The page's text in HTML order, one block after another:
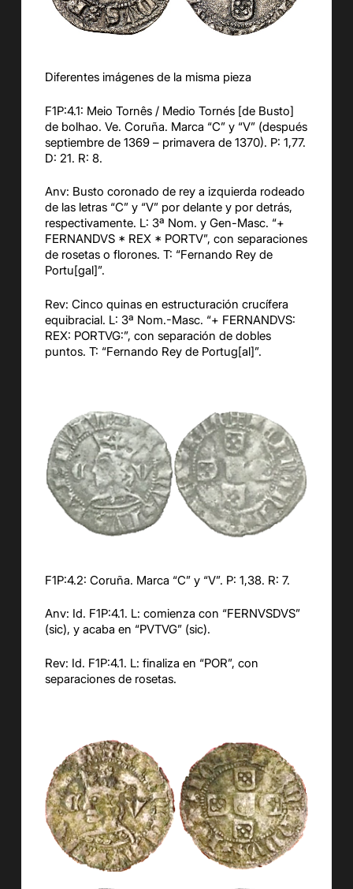
Diferentes imágenes de la misma pieza
F1P:4.1: Meio Tornês / Medio Tornés [de Busto]
de bolhao. Ve. Coruña. Marca “C” y “V” (después
septiembre de 1369 – primavera de 1370). P: 1,77.
D: 21. R: 8.
Anv: Busto coronado de rey a izquierda rodeado
de las letras “C” y “V” por delante y por detrás,
respectivamente. L: 3ª Nom. y Gen-Masc. “+
FERNANDVS * REX * PORTV”, con separaciones
de rosetas o florones. T: “Fernando Rey de
Portu[gal]”.
Rev: Cinco quinas en estructuración crucífera
equibracial. L: 3ª Nom.-Masc. “+ FERNANDVS:
REX: PORTVG:”, con separación de dobles
puntos. T: “Fernando Rey de Portug[al]”.
F1P:4.2: Coruña. Marca “C” y “V”. P: 1,38. R: 7.
Anv: Id. F1P:4.1. L: comienza con “FERNVSDVS”
(sic), y acaba en “PVTVG” (sic).
Rev: Id. F1P:4.1. L: finaliza en “POR”, con
separaciones de rosetas.